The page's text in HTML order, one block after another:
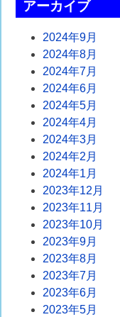
ン
アーカイブ
2024年9月
2024年8月
2024年7月
2024年6月
2024年5月
2024年4月
2024年3月
2024年2月
2024年1月
2023年12月
2023年11月
2023年10月
2023年9月
2023年8月
2023年7月
2023年6月
2023年5月